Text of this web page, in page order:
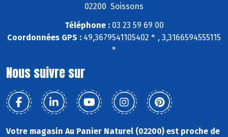
02200 Soissons
Téléphone :03 23 59 69 00
Coordonnées GPS : 49,3679541105402 ° , 3,3166594555115
°
Nous suivre sur
Votre magasin Au Panier Naturel (02200) est proche de